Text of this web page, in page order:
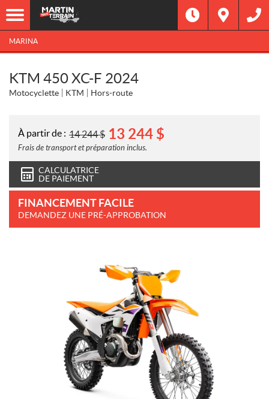
MARINA
KTM 450 XC-F 2024
Motocyclette KTM Hors-route
À partir de : 14 244$ 13 244 $
Frais de transport et préparation inclus.
CALCULATRICE
DE PAIEMENT
FINANCEMENT FACILE
DEMANDEZ UNE PRÉ-APPROBATION